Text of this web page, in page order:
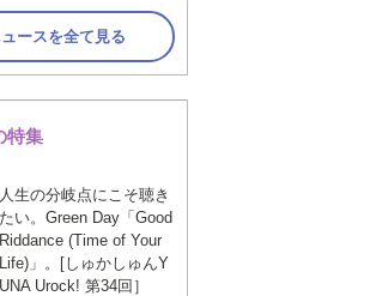
ースを全て見る
特集
人生の分岐点にこそ聴き
たい。Green Day「Good
Riddance (Time of Your
Life)」。[しゅかしゅんY
UNA Urock! 第34回］